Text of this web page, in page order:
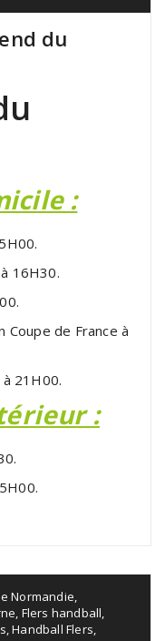
du
:
16H30.
Coupe de France à
21H00.
:
Normandie
Flers handball
,Handball Flers